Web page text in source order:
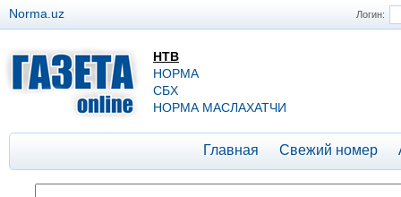
Логин:
Norma.uz
НТВ
НОРМА
СБХ
НОРМА МАСЛАХАТЧИ
Главная Свежий номер